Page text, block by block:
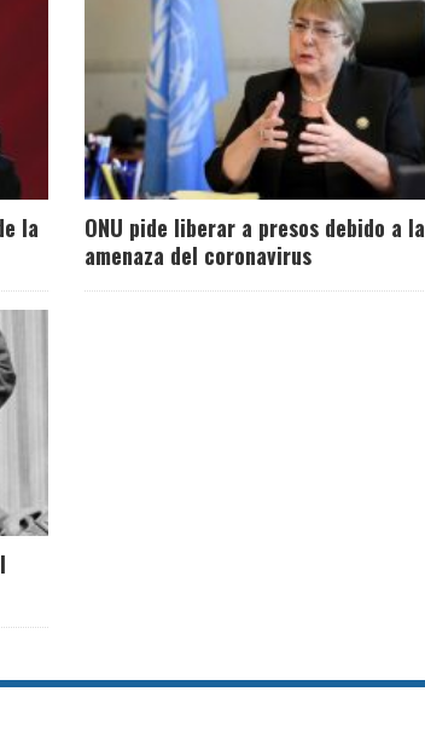
la
ONU pide liberar a presos debido a la
amenaza del coronavirus